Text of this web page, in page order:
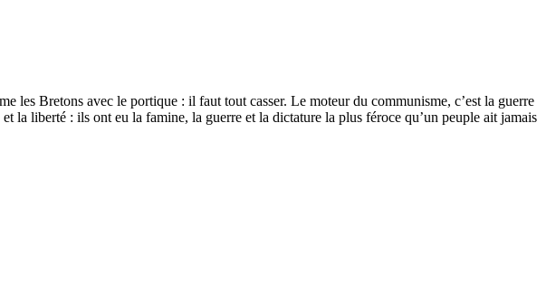
les Bretons avec le portique : il faut tout casser. Le moteur du communisme, c’est la guerre
la liberté : ils ont eu la famine, la guerre et la dictature la plus féroce qu’un peuple ait jamais